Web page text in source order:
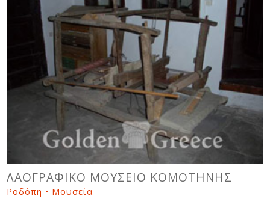
ΛΑΟΓΡΑΦΙΚΟ ΜΟΥΣΕΙΟ ΚΟΜΟΤΗΝΗΣ
Ροδόπη • Μουσεία